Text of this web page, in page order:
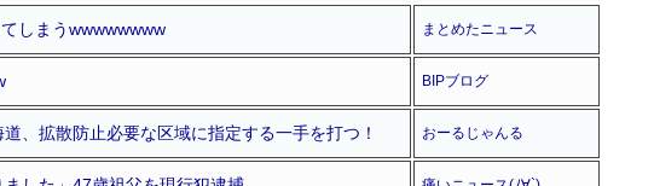
しまうwwwwwwww まとめたニュース
BIPブログ
、拡散防止必要な区域に指定する一手を打つ！ おーるじゃんる